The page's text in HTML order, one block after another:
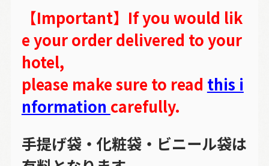
【Important】If you would lik
e your order delivered to your
hotel,
please make sure to read this i
nformation carefully.
手提げ袋・化粧袋・ビニール袋は